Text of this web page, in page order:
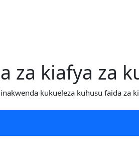
za kiafya za
kukueleza kuhusu faida za